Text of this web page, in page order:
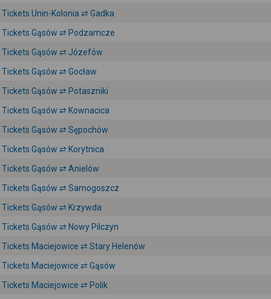
Tickets Unin-Kolonia ⇄ Gadka
Tickets Gąsów ⇄ Podzamcze
Tickets Gąsów ⇄ Józefów
Tickets Gąsów ⇄ Gocław
Tickets Gąsów ⇄ Potaszniki
Tickets Gąsów ⇄ Kownacica
Tickets Gąsów ⇄ Sępochów
Tickets Gąsów ⇄ Korytnica
Tickets Gąsów ⇄ Anielów
Tickets Gąsów ⇄ Samogoszcz
Tickets Gąsów ⇄ Krzywda
Tickets Gąsów ⇄ Nowy Pilczyn
Tickets Maciejowice ⇄ Stary Helenów
Tickets Maciejowice ⇄ Gąsów
Tickets Maciejowice ⇄ Polik